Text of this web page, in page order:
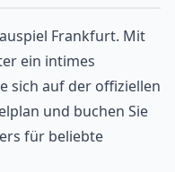
Frankfurt. Mit
ein intimes
sich auf der offiziellen
und buchen Sie
für beliebte